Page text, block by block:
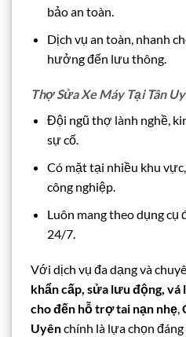
bảo an toàn.
Dịch vụ an toàn, nhanh
hưởng đến lưu thông.
Thợ Sửa Xe Máy Tại Tân
Đội ngũ thợ lành nghề,
sự cố.
Có mặt tại nhiều khu
công nghiệp.
Luôn mang theo dụng cụ
24/7.
Với dịch vụ đa dạng và
khẩn cấp, sửa lưu động, vá
cho đến hỗ trợ tai nạn nhẹ,
Uyênchính là lựa chọn